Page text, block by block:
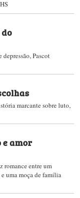
Pascot
marcante sobre luto,
e amor
romance entre um
uma moça de família